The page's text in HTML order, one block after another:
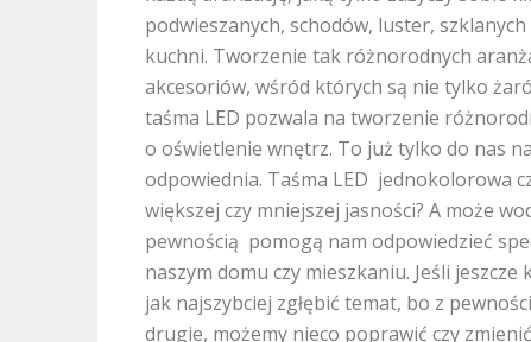
podwieszanych, schodów, luster,
kuchni. Tworzenie tak różnorodnych
akcesoriów, wśród których są nie tylko
taśma LED pozwala na tworzenie
o oświetlenie wnętrz. To już tylko do nas
odpowiednia. Taśma LED jednokolorowa
większej czy mniejszej jasności? A może
pewnością pomogą nam odpowiedzieć
naszym domu czy mieszkaniu. Jeśli
jak najszybciej zgłębić temat, bo z
drugie, możemy nieco poprawić czy